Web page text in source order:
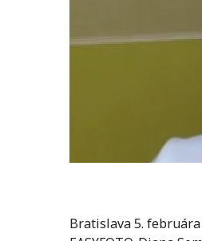
Bratislava 5. februára